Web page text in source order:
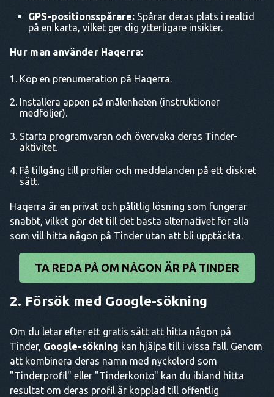
GPS-positionsspårare: Spårar deras plats i realtid
på en karta, vilket ger dig ytterligare insikter.
Hur man använder Haqerra:
Köp en prenumeration på Haqerra.
Installera appen på målenheten (instruktioner
medföljer).
Starta programvaran och övervaka deras Tinder-
aktivitet.
Få tillgång till profiler och meddelanden på ett diskret
sätt.
Haqerra är en privat och pålitlig lösning som fungerar
snabbt, vilket gör det till det bästa alternativet för alla
som vill hitta någon på Tinder utan att bli upptäckta.
TA REDA PÅ OM NÅGON ÄR PÅ TINDER
2. Försök med Google-sökning
Om du letar efter ett gratis sätt att hitta någon på
Tinder, Google-sökning kan hjälpa till i vissa fall. Genom
att kombinera deras namn med nyckelord som
"Tinderprofil" eller "Tinderkonto" kan du ibland hitta
resultat om deras profil är kopplad till offentlig